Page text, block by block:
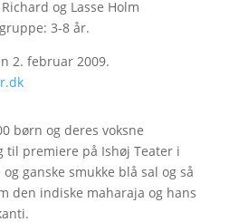
og Lasse Holm
3-8 år.
2. februar 2009.
børn og deres voksne
til premiere på Ishøj Teater i
ganske smukke blå sal og så
den indiske maharaja og hans